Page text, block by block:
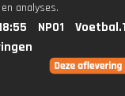
analyses.
NPO1